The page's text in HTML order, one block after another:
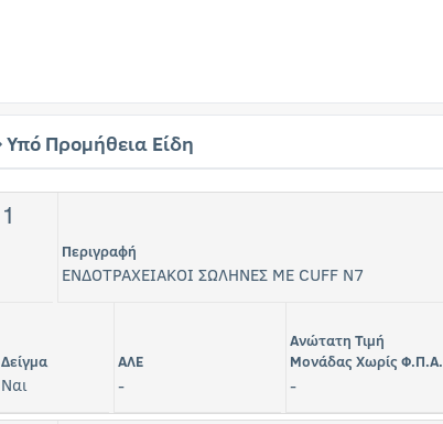
Υπό Προμήθεια Είδη
1
Περιγραφή
ΕΝΔΟΤΡΑΧΕΙΑΚΟΙ ΣΩΛΗΝΕΣ ΜΕ CUFF N7
Δείγμα
Ναι
ΑΛΕ
-
Ανώτατη Τιμή
Μονάδας Χωρίς Φ.Π.Α.
-